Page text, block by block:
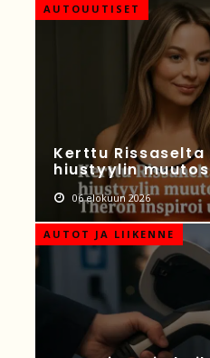
AUTOUUTISET
Kerttu Rissaselta
hiustyylin
06 elokuun 2026
AUTOT JA LIIKENNE